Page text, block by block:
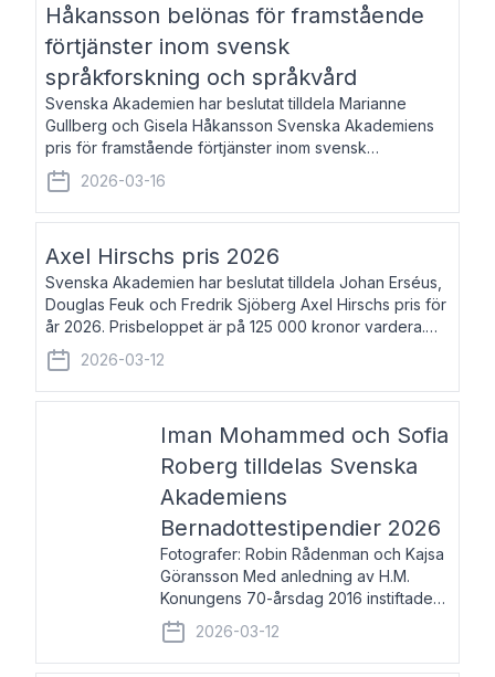
Håkansson belönas för framstående
förtjänster inom svensk
språkforskning och språkvård
Svenska Akademien har beslutat tilldela Marianne
Gullberg och Gisela Håkansson Svenska Akademiens
pris för framstående förtjänster inom svensk
språkforskning och språkvård till minne av Carl Gabriel
och Karin Forsberg för år 2026. Prissumma
2026-03-16
Axel Hirschs pris 2026
Svenska Akademien har beslutat tilldela Johan Erséus,
Douglas Feuk och Fredrik Sjöberg Axel Hirschs pris för
år 2026. Prisbeloppet är på 125 000 kronor vardera.
Johan Erséus, född 1959, är fackboksförfattare och
journalist med mångårigt för
2026-03-12
Iman Mohammed och Sofia
Roberg tilldelas Svenska
Akademiens
Bernadottestipendier 2026
Fotografer: Robin Rådenman och Kajsa
Göransson Med anledning av H.M.
Konungens 70-årsdag 2016 instiftade
fem av de kungliga akademierna det så
kallade Bernadotteprogrammet med
syfte att genom stipendier erbjuda stöd
2026-03-12